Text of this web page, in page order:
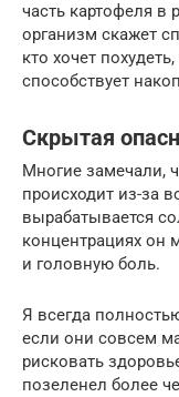
часть картофеля в
организм скажет
кто хочет
способствует
Скрытая
Многие замечали,
происходит из-за
вырабатывается
концентрациях он
и головную боль.
Я всегда
если они совсем
рисковать
позеленел более